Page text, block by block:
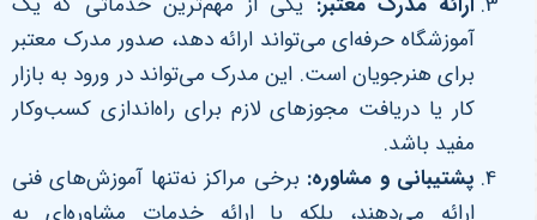
آموزشگاه حرفه‌ای می‌تواند ارائه دهد، صدور مدرک معتبر
برای هنرجویان است. این مدرک می‌تواند در ورود به بازار
کار یا دریافت مجوزهای لازم برای راه‌اندازی کسب‌وکار
مفید باشد.
پشتیبانی و مشاوره: برخی مراکز نه‌تنها آموزش‌های فنی
ارائه می‌دهند، بلکه با ارائه خدمات مشاوره‌ای به